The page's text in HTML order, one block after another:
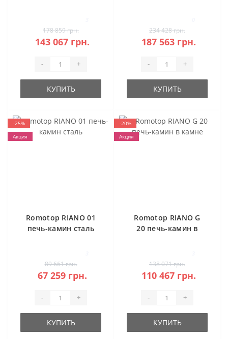
178 859 грн.
143 067 грн.
- +
КУПИТЬ
(темная камера)
234 428 грн.
187 563 грн.
- +
КУПИТЬ
-25%
Акция
Romotop RIANO 01
печь-камин сталь
89 661 грн.
67 259 грн.
- +
КУПИТЬ
-20%
Акция
Romotop RIANO G
20 печь-камин в
138 071 грн.
110 467 грн.
- +
КУПИТЬ